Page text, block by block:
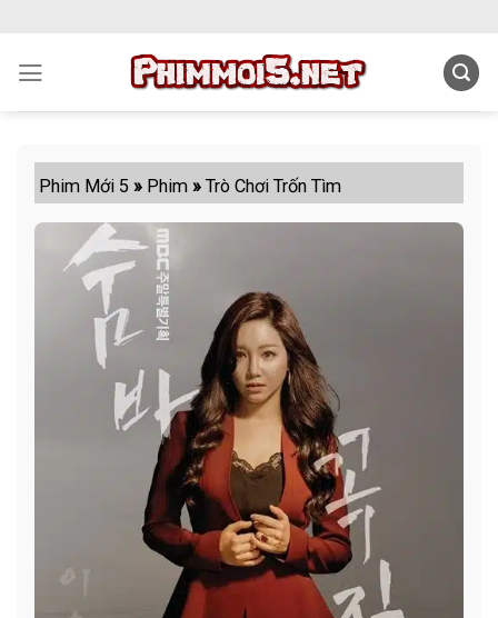
content
Phim Mới 5 » Phim »Trò Chơi Trốn Tìm